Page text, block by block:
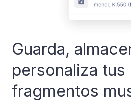
Guarda,
personaliza tus
fragmentos